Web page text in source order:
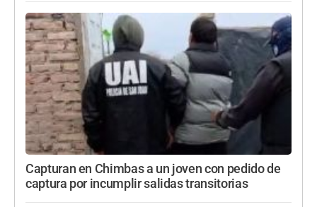
Capturan en Chimbas a un joven con pedido de
captura por incumplir salidas transitorias